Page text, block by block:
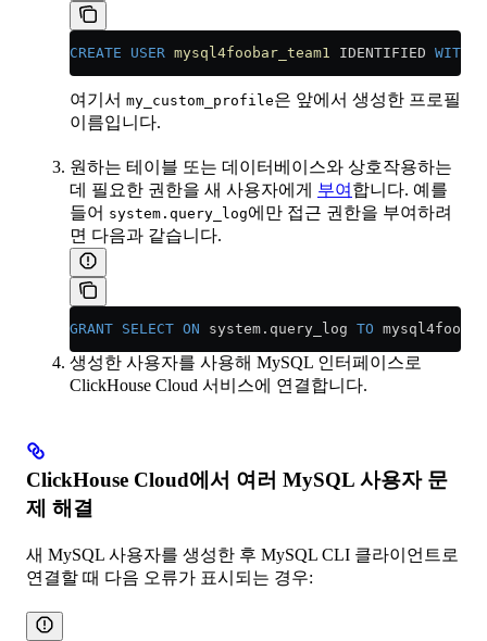
CREATE USER mysql4foobar_team1 IDENTIFIED WITH
여기서 my_custom_profile은 앞에서 생성한 프로필
이름입니다.
원하는 테이블 또는 데이터베이스와 상호작용하는
데 필요한 권한을 새 사용자에게 부여 합니다. 예를
들어 system.query_log에만 접근 권한을 부여하려
면 다음과 같습니다.
GRANT SELECT ON system . query_log TO
생성한 사용자를 사용해 MySQL 인터페이스로
ClickHouse Cloud 서비스에 연결합니다.
ClickHouse Cloud에서 여러 MySQL 사용자 문
제 해결
새 MySQL 사용자를 생성한 후 MySQL CLI 클라이언트로
연결할 때 다음 오류가 표시되는 경우: